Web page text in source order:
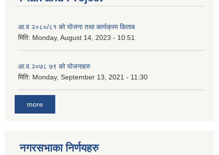
आ.व २०८०/८१ को योजना तथा कार्यक्रम किताब
मिति: Monday, August 14, 2023 - 10:51
आ.व.२०७८ ७९ को योजनाहरु
मिति: Monday, September 13, 2021 - 11:30
more
नगरसभाका निर्णयहरु